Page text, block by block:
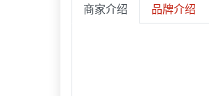
商家介绍 品牌介绍